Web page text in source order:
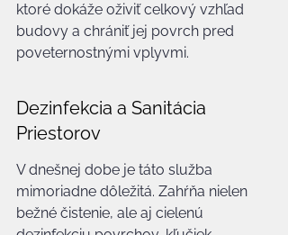
ktoré dokáže oživiť celkový vzhľad
budovy a chrániť jej povrch pred
poveternostnými vplyvmi.
Dezinfekcia a Sanitácia
Priestorov
V dnešnej dobe je táto služba
mimoriadne dôležitá. Zahŕňa nielen
bežné čistenie, ale aj cielenú